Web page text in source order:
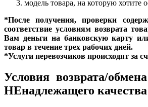
модель товара, на которую хотите
*После получения, проверки
соответствие условиям возврата
Вам деньги на банковскую карту
товар в течение трех рабочих дней.
*Услуги перевозчиков происходят за
Условия возврата/
НЕнадлежащего качества